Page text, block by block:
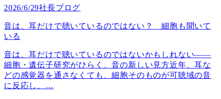
2026/6/29社長ブログ
音は、耳だけで聴いているのではない？ 細胞も聞いて
いる
音は、耳だけで聴いているのではないかもしれない――
細胞・遺伝子研究がひらく、音の新しい見方近年、耳な
どの感覚器を通さなくても、細胞そのものが可聴域の音
に反応し、 …